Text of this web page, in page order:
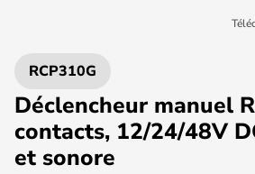
RCP310G
Déclencheur manuel
contacts, 12/24/48V
et sonore